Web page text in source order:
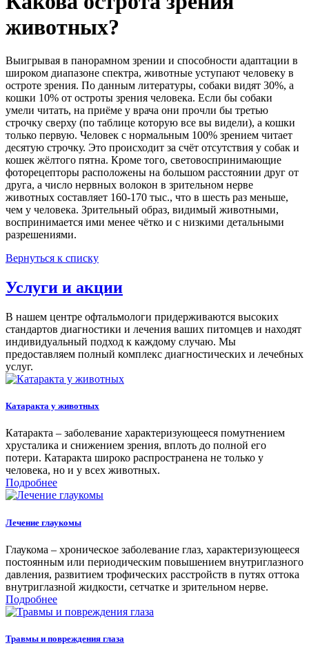
животных?
Выигрывая в панорамном зрении и способности адаптации в
широком диапазоне спектра, животные уступают человеку в
остроте зрения. По данным литературы, собаки видят 30%, а
кошки 10% от остроты зрения человека. Если бы собаки
умели читать, на приёме у врача они прочли бы третью
строчку сверху (по таблице которую все вы видели), а кошки
только первую. Человек с нормальным 100% зрением читает
десятую строчку. Это происходит за счёт отсутствия у собак и
кошек жёлтого пятна. Кроме того, световоспринимающие
фоторецепторы расположены на большом расстоянии друг от
друга, а число нервных волокон в зрительном нерве
животных составляет 160-170 тыс., что в шесть раз меньше,
чем у человека. Зрительный образ, видимый животными,
воспринимается ими менее чётко и с низкими детальными
разрешениями.
Вернуться к списку
Услуги и акции
В нашем центре офтальмологи придерживаются высоких
стандартов диагностики и лечения ваших питомцев и находят
индивидуальный подход к каждому случаю. Мы
предоставляем полный комплекс диагностических и лечебных
услуг.
Катаракта у животных
Катаракта – заболевание характеризующееся помутнением
хрусталика и снижением зрения, вплоть до полной его
потери. Катаракта широко распространена не только у
человека, но и у всех животных.
Подробнее
Лечение глаукомы
Глаукома – хроническое заболевание глаз, характеризующееся
постоянным или периодическим повышением внутриглазного
давления, развитием трофических расстройств в путях оттока
внутриглазной жидкости, сетчатке и зрительном нерве.
Подробнее
Травмы и повреждения глаза